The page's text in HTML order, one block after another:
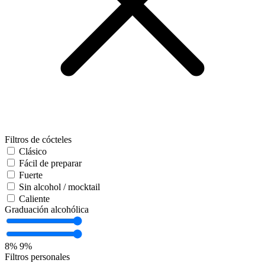
Filtros de cócteles
Clásico
Fácil de preparar
Fuerte
Sin alcohol / mocktail
Caliente
Graduación alcohólica
8% 9%
Filtros personales